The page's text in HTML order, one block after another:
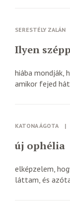
SERESTÉLY ZALÁN
Ilyen
hiába mondják,
amikor fejed
KATONA ÁGOTA |
új ophélia
elképzelem,
láttam, és